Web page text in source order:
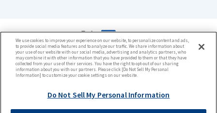
本ウェブサイトについて
プライバシーポリシー
クッキーポリシー
ウェブアクセシビリティ方針
We use cookies to improve your experience on our website, to personalize content and ads,
to provide social media features and to analyze our traffic. We share information about
your use of our website with our social media, advertising and analytics partners, who
may combine it with other information that you have provided to them or that they have
collected from your use of their services. You have the right to opt-out of our sharing
information about you with our partners. Please click [Do Not Sell My Personal
Information] to customize your cookie settings on our website.
Do Not Sell My Personal Information